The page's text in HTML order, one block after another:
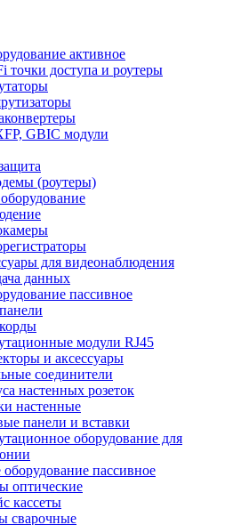
активное
точки доступа и роутеры
GBIC модули
(роутеры)
для видеонаблюдения
данных
пассивное
модули RJ45
и аксессуары
соединители
настенных розеток
настенные
панели и вставки
оборудование для
пассивное
оптические
кассеты
сварочные